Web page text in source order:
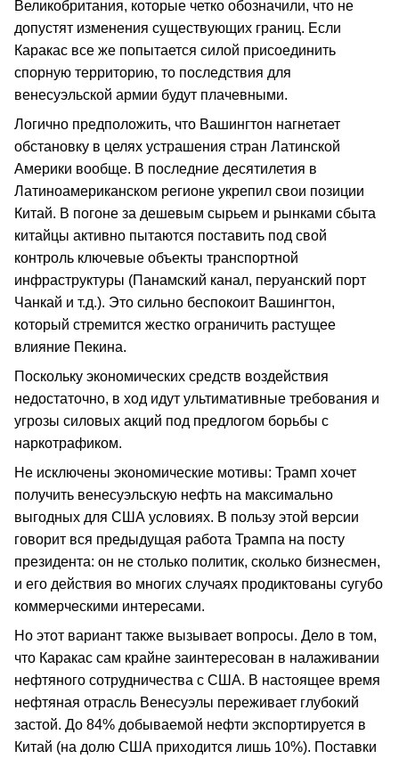
Великобритания, которые четко обозначили, что не
допустят изменения существующих границ. Если
Каракас все же попытается силой присоединить
спорную территорию, то последствия для
венесуэльской армии будут плачевными.
Логично предположить, что Вашингтон нагнетает
обстановку в целях устрашения стран Латинской
Америки вообще. В последние десятилетия в
Латиноамериканском регионе укрепил свои позиции
Китай. В погоне за дешевым сырьем и рынками сбыта
китайцы активно пытаются поставить под свой
контроль ключевые объекты транспортной
инфраструктуры (Панамский канал, перуанский порт
Чанкай и т.д.). Это сильно беспокоит Вашингтон,
который стремится жестко ограничить растущее
влияние Пекина.
Поскольку экономических средств воздействия
недостаточно, в ход идут ультимативные требования и
угрозы силовых акций под предлогом борьбы с
наркотрафиком.
Не исключены экономические мотивы: Трамп хочет
получить венесуэльскую нефть на максимально
выгодных для США условиях. В пользу этой версии
говорит вся предыдущая работа Трампа на посту
президента: он не столько политик, сколько бизнесмен,
и его действия во многих случаях продиктованы сугубо
коммерческими интересами.
Но этот вариант также вызывает вопросы. Дело в том,
что Каракас сам крайне заинтересован в налаживании
нефтяного сотрудничества с США. В настоящее время
нефтяная отрасль Венесуэлы переживает глубокий
застой. До 84% добываемой нефти экспортируется в
Китай (на долю США приходится лишь 10%). Поставки